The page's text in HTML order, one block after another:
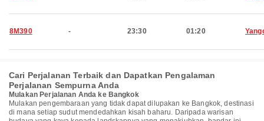
8M390 - 23:30 01:20
Cari Perjalanan Terbaik dan Dapatkan Pengalaman
Perjalanan Sempurna Anda
Mulakan Perjalanan Anda ke Bangkok
Mulakan pengembaraan yang tidak dapat dilupakan ke Bangkok, destinasi
di mana setiap sudut mendedahkan kisah baharu. Daripada warisan